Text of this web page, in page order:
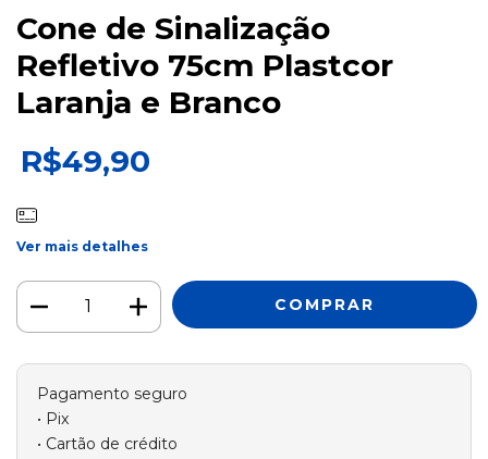
Cone de Sinalização
Refletivo 75cm Plastcor
Laranja e Branco
R$49,90
Ver mais detalhes